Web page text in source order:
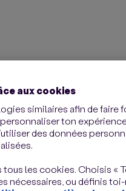
aux cookies
similaires afin de faire
ton
des données
les cookies. Choisis «
nécessaires, ou définis